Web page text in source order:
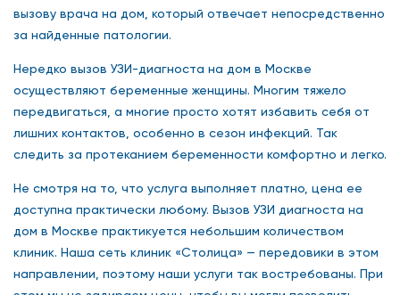
вызову врача на дом, который отвечает непосредственно
за найденные патологии.
Нередко вызов УЗИ-диагноста на дом в Москве
осуществляют беременные женщины. Многим тяжело
передвигаться, а многие просто хотят избавить себя от
лишних контактов, особенно в сезон инфекций. Так
следить за протеканием беременности комфортно и легко.
Не смотря на то, что услуга выполняет платно, цена ее
доступна практически любому. Вызов УЗИ диагноста на
дом в Москве практикуется небольшим количеством
клиник. Наша сеть клиник «Столица» — передовики в этом
направлении, поэтому наши услуги так востребованы. При